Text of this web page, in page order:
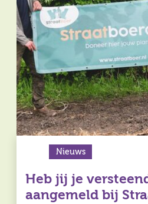
Nieuws
Heb jij je
aangemeld bij